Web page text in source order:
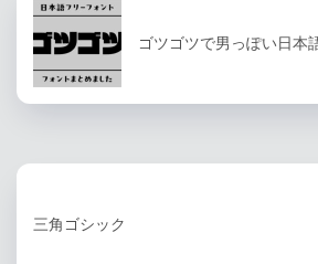
ゴツゴツで男っぽい日本
三角ゴシック